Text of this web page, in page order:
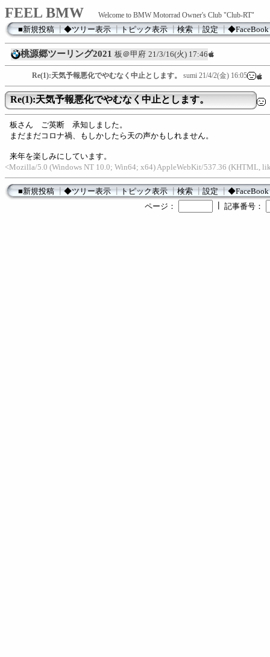
FEEL BMW Welcome to BMW Motorrad Owner's Club "Club-RT"
■新規投稿┃◆ツリー表示┃トピック表示┃検索┃設定┃◆FaceBook
桃源郷ツーリング2021 板＠甲府 21/3/16(火) 17:46
Re(1):天気予報悪化でやむなく中止とします。 sumi 21/4/2(金) 16:05
Re(1):天気予報悪化でやむなく中止とします。
板さん ご英断 承知しました。
まだまだコロナ禍、もしかしたら天の声かもしれません。
来年を楽しみにしています。
<Mozilla/5.0 (Windows NT 10.0; Win64; x64) AppleWebKit/537.36 (KHTML,
■新規投稿┃◆ツリー表示┃トピック表示┃検索┃設定┃◆FaceBook
ページ：
記事番号：